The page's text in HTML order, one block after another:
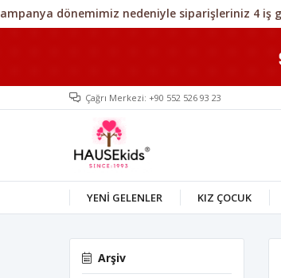
Çağrı Merkezi: +90 552 526 93 23
YENİ GELENLER KIZ ÇOCUK
Arşiv